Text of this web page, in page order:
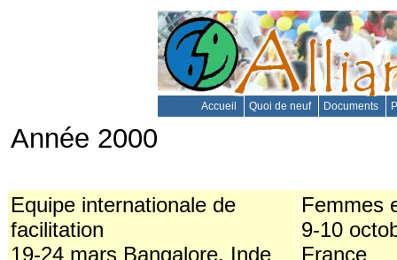
Accueil Quoi de neuf Documents
Année 2000
Equipe internationale de
facilitation
19-24 mars Bangalore, Inde
Femmes
9-10
France